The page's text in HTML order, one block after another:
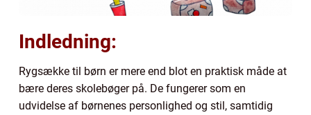
Indledning:
Rygsække til børn er mere end blot en praktisk måde at
bære deres skolebøger på. De fungerer som en
udvidelse af børnenes personlighed og stil, samtidig